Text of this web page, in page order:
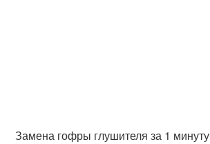
Замена гофры глушителя за 1 минуту